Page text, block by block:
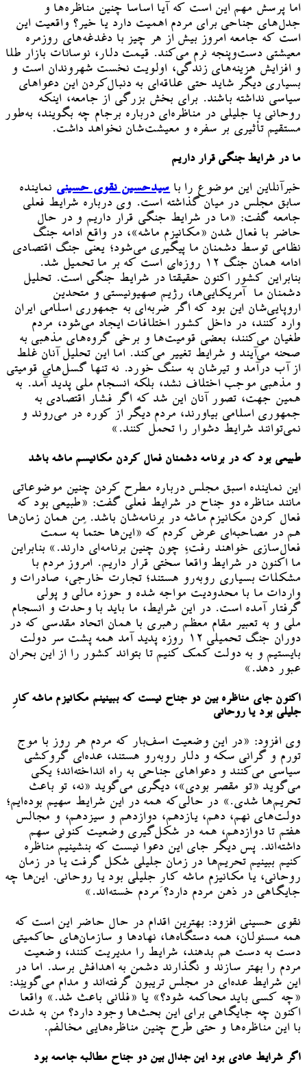
اما پرسش مهم این است که آیا اساساً چنین مناظره‌ها و
جدل‌های جناحی برای مردم اهمیت دارد یا خیر؟ واقعیت این
است که جامعه امروز بیش از هر چیز با دغدغه‌های روزمره
معیشتی دست‌وپنجه نرم می‌کند. قیمت دلار، نوسانات بازار طلا
و افزایش هزینه‌های زندگی، اولویت نخست شهروندان است و
بسیاری دیگر شاید حتی علاقه‌ای به دنبال‌کردن این دعواهای
سیاسی نداشته باشند. برای بخش بزرگی از جامعه، اینکه
روحانی یا جلیلی در مناظره‌ای درباره برجام چه بگویند، به‌طور
مستقیم تأثیری بر سفره و معیشت‌شان نخواهد داشت.
ما در شرایط جنگی قرار داریم
خبرآنلاین این موضوع را باسیدحسین نقوی حسینی نماینده
سابق مجلس در میان گذاشته است. وی درباره شرایط فعلی
جامعه گفت: «ما در شرایط جنگی قرار داریم و در حال
حاضر با فعال شدن «مکانیزم ماشه»، در واقع ادامه جنگ
نظامی توسط دشمنان ما پیگیری می‌شود؛ یعنی جنگ اقتصادی
ادامه همان جنگ ۱۲ روزه‌ای است که بر ما تحمیل شد.
بنابراین کشور اکنون حقیقتاً در شرایط جنگی است. تحلیل
دشمنان ما آمریکایی‌ها، رژیم صهیونیستی و متحدین
اروپایی‌شان این بود که اگر ضربه‌ای به جمهوری اسلامی ایران
وارد کنند، در داخل کشور اختلافات ایجاد می‌شود، مردم
طغیان می‌کنند، بعضی قومیت‌ها و برخی گروه‌های مذهبی به
صحنه می‌آیند و شرایط تغییر می‌کند. اما این تحلیل آنان غلط
از آب درآمد و تیرشان به سنگ خورد. نه تنها گسل‌های قومیتی
و مذهبی موجب اختلاف نشد، بلکه انسجام ملی پدید آمد. به
همین جهت، تصور آنان این شد که اگر فشار اقتصادی به
جمهوری اسلامی بیاورند، مردم دیگر از کوره در می‌روند و
نمی‌توانند شرایط دشوار را تحمل کنند.»
طبیعی بود که در برنامه دشمنان فعال کردن مکانیسم ماشه باشد
این نماینده اسبق مجلس درباره مطرح کردن چنین موضوعاتی
مانند مناظره دو جناح در شرایط فعلی گفت: «طبیعی بود که
فعال کردن مکانیزم ماشه در برنامه‌شان باشد. من همان زمان‌ها
هم در مصاحبه‌ای عرض کردم که «این‌ها حتماً به سمت
فعال‌سازی خواهند رفت، چون چنین برنامه‌ای دارند.» بنابراین
ما اکنون در شرایط واقعاً سختی قرار داریم. امروز مردم با
مشکلات بسیاری روبه‌رو هستند؛ تجارت خارجی، صادرات و
واردات ما با محدودیت مواجه شده و حوزه مالی و پولی
گرفتار آمده است. در این شرایط، ما باید با وحدت و انسجام
ملی و به تعبیر مقام معظم رهبری با همان اتحاد مقدسی که در
دوران جنگ تحمیلی ۱۲ روزه پدید آمد همه پشت سر دولت
بایستیم و به دولت کمک کنیم تا بتواند کشور را از این بحران
عبور دهد.»
اکنون جای مناظره بین دو جناح نیست که ببینینم مکانیزم ماشه کارِ
جلیلی بود یا روحانی
وی افزود: «در این وضعیت اسف‌بار که مردم هر روز با موج
تورم و گرانی سکه و دلار روبه‌رو هستند، عده‌ای گروکشی
سیاسی می‌کنند و دعواهای جناحی به راه انداخته‌اند؛ یکی
می‌گوید «تو مقصر بودی»، دیگری می‌گوید «نه، تو باعث
تحریم‌ها شدی.» در حالی‌که همه در این شرایط سهیم بوده‌ایم؛
دولت‌های نهم، دهم، یازدهم، دوازدهم و سیزدهم، و مجالس
هفتم تا دوازدهم، همه در شکل‌گیری وضعیت کنونی سهم
داشته‌اند. پس دیگر جای این دعوا نیست که بنشینیم مناظره
کنیم ببینیم تحریم‌ها در زمان جلیلی شکل گرفت یا در زمان
روحانی، یا مکانیزم ماشه کارِ جلیلی بود یا روحانی. این‌ها چه
جایگاهی در ذهن مردم دارد؟ مردم خسته‌اند.»
نقوی حسینی افزود: بهترین اقدام در حال حاضر این است که
همه مسئولان، همه دستگاه‌ها، نهادها و سازمان‌های حاکمیتی
دست به دست هم بدهند، شرایط را مدیریت کنند، وضعیت
مردم را بهتر سازند و نگذارند دشمن به اهدافش برسد. اما در
این شرایط عده‌ای در مجلس تریبون گرفته‌اند و مدام می‌گویند:
«چه کسی باید محاکمه شود؟» یا «فلانی باعث شد.» واقعاً
اکنون چه جایگاهی برای این بحث‌ها وجود دارد؟ من به شدت
با این مناظره‌ها و حتی طرح چنین مناظره‌هایی مخالفم.
اگر شرایط عادی بود این جدال بین دو جناح مطالبه جامعه بود